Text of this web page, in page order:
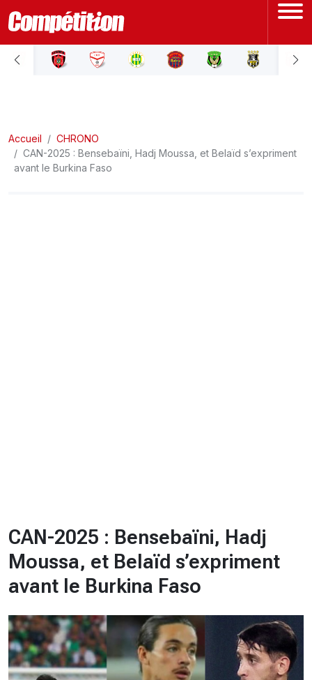
ACCUEIL
LIGUE 2
Accueil
CHRONO
CAN-2025 : Bensebaïni, Hadj Moussa, et Belaïd s’expriment
avant le Burkina Faso
CAN-2025 : Bensebaïni, Hadj
Moussa, et Belaïd s’expriment
avant le Burkina Faso